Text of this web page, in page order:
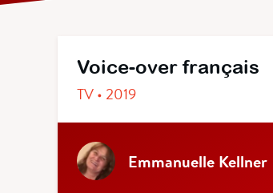
Voice-over français
TV • 2019
Emmanuelle Kellner